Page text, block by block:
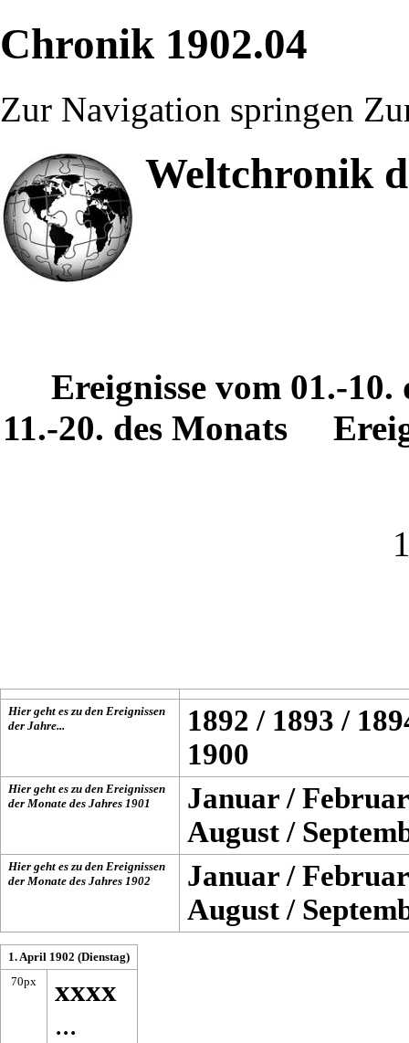
Chronik 1902.04
Zur Navigation springen
Weltchronik
Ereignisse vom 01.-10.
11.-20. des Monats
Hier geht es zu den Ereignissen
der Jahre...
1892 / 1893 /
1900
Hier geht es zu den Ereignissen
der Monate des Jahres 1901 Januar /Februar
August /
Hier geht es zu den Ereignissen
der Monate des Jahres 1902 Januar /Februar
August /
1. April 1902 (Dienstag)
70px
xxxx
...